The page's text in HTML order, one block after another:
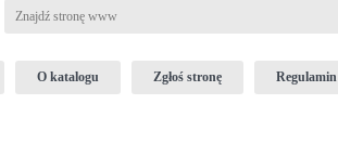
O katalogu Zgłoś stronę Regulamin